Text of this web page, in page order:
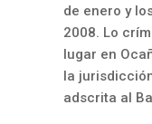
de enero y
2008. Lo
lugar en
la
adscrita al